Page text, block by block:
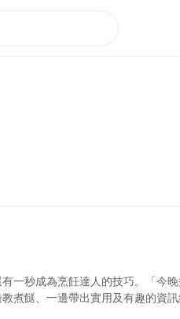
一秒成為烹飪達人的技巧。「今
煮餸、一邊帶出實用及有趣的資